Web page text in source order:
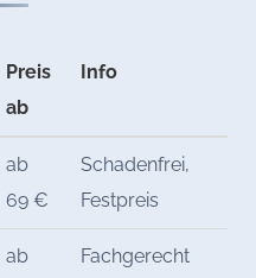
Preis
ab
Info
ab
69 €
Schadenfrei,
Festpreis
ab
Fachgerecht